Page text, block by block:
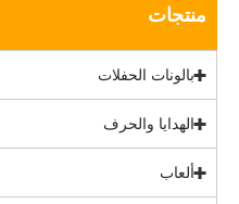
منتجات
بالونات الحفلات
الهدايا والحرف
ألعاب